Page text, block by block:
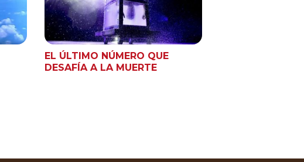
EL ÚLTIMO NÚMERO QUE
DESAFÍA A LA MUERTE